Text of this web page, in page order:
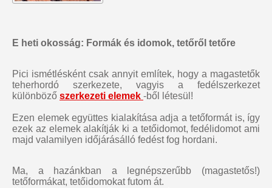
E heti okosság: Formák és idomok, tetőről tetőre
Pici ismétlésként csak annyit említek, hogy a magastetők
teherhordó szerkezete, vagyis a fedélszerkezet
különböző szerkezeti elemek -ből létesül!
Ezen elemek együttes kialakítása adja a tetőformát is, így
ezek az elemek alakítják ki a tetőidomot, fedélidomot ami
majd valamilyen időjárásálló fedést fog hordani.
Ma, a hazánkban a legnépszerűbb (magastetős!)
tetőformákat, tetőidomokat futom át.